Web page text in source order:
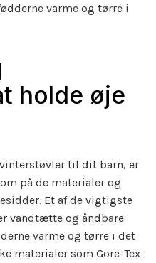
varme og tørre i
holde øje
til dit barn, er
på de materialer og
Et af de vigtigste
vandtætte og åndbare
varme og tørre i det
materialer som Gore-Tex